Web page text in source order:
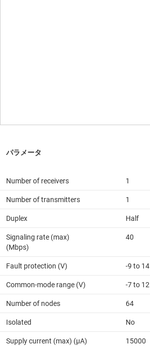
Number of receivers 1
Number of transmitters 1
Duplex Half
Signaling rate (max)
(Mbps)
40
Fault protection (V) -9 to 14
Common-mode range (V) -7 to 12
Number of nodes 64
Isolated No
Supply current (max) (µA) 15000